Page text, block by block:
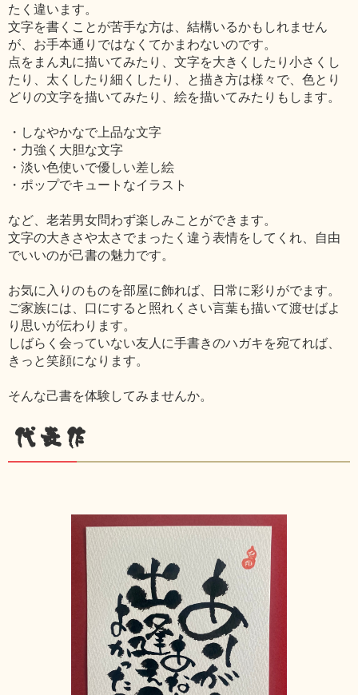
たく違います。
文字を書くことが苦手な方は、結構いるかもしれません
が、お手本通りではなくてかまわないのです。
点をまん丸に描いてみたり、文字を大きくしたり小さくし
たり、太くしたり細くしたり、と描き方は様々で、色とり
どりの文字を描いてみたり、絵を描いてみたりもします。
・しなやかなで上品な文字
・力強く大胆な文字
・淡い色使いで優しい差し絵
・ポップでキュートなイラスト
など、老若男女問わず楽しみことができます。
文字の大きさや太さでまったく違う表情をしてくれ、自由
でいいのが己書の魅力です。
お気に入りのものを部屋に飾れば、日常に彩りがでます。
ご家族には、口にすると照れくさい言葉も描いて渡せばよ
り思いが伝わります。
しばらく会っていない友人に手書きのハガキを宛てれば、
きっと笑顔になります。
そんな己書を体験してみませんか。
代表作